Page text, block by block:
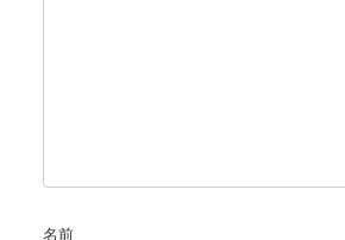
名前